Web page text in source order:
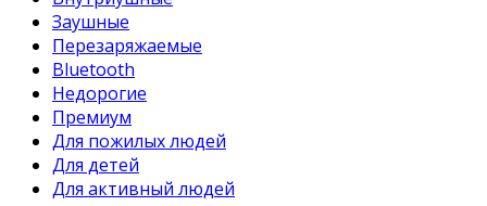
Заушные
Перезаряжаемые
Bluetooth
Недорогие
Премиум
Для пожилых людей
Для детей
Для активный людей